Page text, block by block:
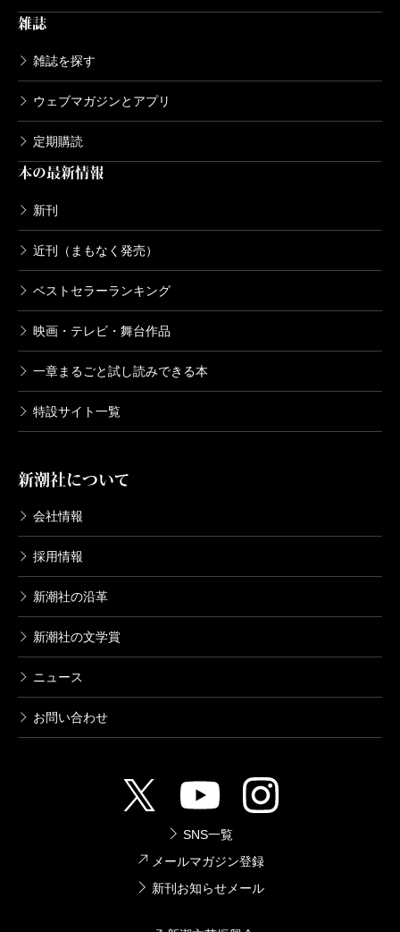
雑誌
雑誌を探す
ウェブマガジンとアプリ
定期購読
本の最新情報
新刊
近刊（まもなく発売）
ベストセラーランキング
映画・テレビ・舞台作品
一章まるごと試し読みできる本
特設サイト一覧
新潮社について
会社情報
採用情報
新潮社の沿革
新潮社の文学賞
ニュース
お問い合わせ
SNS一覧
メールマガジン登録
新刊お知らせメール